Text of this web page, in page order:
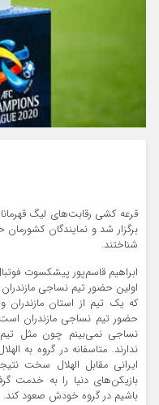
برگزار شد و نمایندگان
شناختند.
ابراهیم قاسم‌پور پیشکسوت
اولین حضور تیم نساجی
که یک تیم از استان مازندران
حضور تیم نساجی مازندران
نساجی نمی‌بینم چون مثل
ندارند. متاسفانه در گروه به
ایرانی مقابل الهلال سخت
بازیکن‌های دنیا را به خدمت
باشیم در گروه خودش صعود کند.